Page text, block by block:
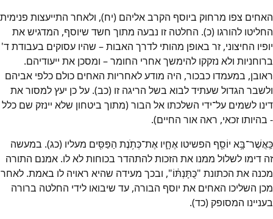
האחים צפו מרחוק ביוסף הקרב אליהם (יח), ולאחר התייעצות פנימית
החליטו להורגו (כ). החלטה זו נבעה מתוך חשד שיוסף, המדגיש את
יופיו החיצוני, זר באופן מהותי לדרך האבות – שהיו עסוקים בעבודת ד'
ברוחניות ולא נזקקו להימשך אחרי החומר – ומסכן את ייעודיהם.
ראובן, במעמדו כבכור, היה מודע לאחריות האחים כולם כלפי אביהם
ולשבר הגדול שעתיד לבוא בשל הריגה זו (כב). על כן יעץ למסור את
דינו לשמים על־ידי השלכתו אל הבור (מתוך ביטחון שלא יינזק שם כלל
- בהיותו זכאי, ראה אור החיים).
כַּֽאֲשֶׁר־בָּ֥א יוֹסֵ֖ף הפשיטו אֶחָ֑יו אֶת־כְּתֹ֥נֶת הַפַּסִּ֖ים מעליו (כג). במעשה
זה דימו לשלול ממנו את הזכות להתהדר בכוחות לא לו. אמנם התורה
מכנה את הכתונת "כֻּתָּנְתּ֔וֹ", ובכך מעידה שהיא ראויה לו באמת. לאחר
מכן השליכו האחים את יוסף הבורה, עד שיבואו לידי החלטה ברורה
בעניינו המסופק (כד).